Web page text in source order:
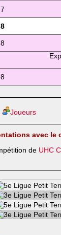
8
Joueurs
avec le
de UHC